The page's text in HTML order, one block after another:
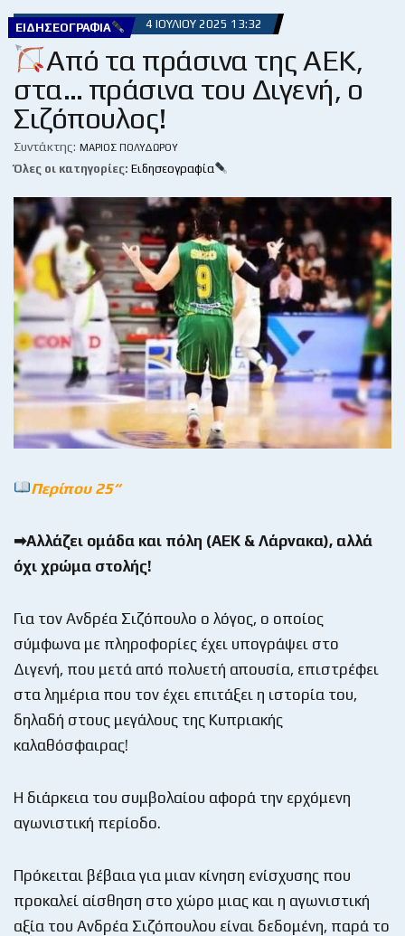
ΕΙΔΗΣΕΟΓΡΑΦΊΑ 4 ΙΟΥΛΊΟΥ 2025 13:32
Από τα πράσινα της ΑΕΚ,
στα… πράσινα του Διγενή, ο
Σιζόπουλος!
Συντάκτης: ΜΆΡΙΟΣ ΠΟΛΥΔΏΡΟΥ
Όλες οι κατηγορίες: Ειδησεογραφία
Περίπου 25“
➡Αλλάζει ομάδα και πόλη (AEK & Λάρνακα), αλλά
όχι χρώμα στολής!
Για τον Ανδρέα Σιζόπουλο ο λόγος, ο οποίος
σύμφωνα με πληροφορίες έχει υπογράψει στο
Διγενή, που μετά από πολυετή απουσία, επιστρέφει
στα λημέρια που τον έχει επιτάξει η ιστορία του,
δηλαδή στους μεγάλους της Κυπριακής
καλαθόσφαιρας!
Η διάρκεια του συμβολαίου αφορά την ερχόμενη
αγωνιστική περίοδο.
Πρόκειται βέβαια για μιαν κίνηση ενίσχυσης που
προκαλεί αίσθηση στο χώρο μιας και η αγωνιστική
αξία του Ανδρέα Σιζόπουλου είναι δεδομένη, παρά το